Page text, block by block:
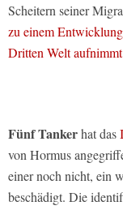
Scheitern seiner
zu einem
Dritten Welt
Fünf Tankerhat das
von Hormus
einer noch nicht, ein
beschädigt. Die